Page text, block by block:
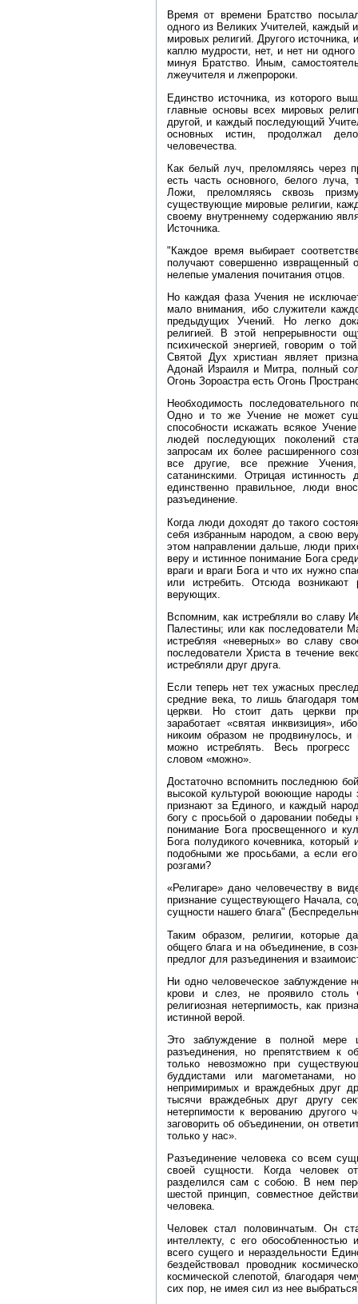
Время от времени Братство
одного из Великих Учителей, каждый
мировых религий. Другого источника,
каплю мудрости, нет, и нет ни
минуя Братство. Иным,
лжеучителя и лжепророки.
Единство источника, из которого
главные основы всех мировых
другой, и каждый последующий
основных истин, продолжал
человечества.
Как белый луч, преломляясь через
есть часть основного, белого
Ложи, преломляясь сквозь
существующие мировые религии,
своему внутреннему содержанию
Источника.
"Каждое время выбирает
получают совершенно извращенный
нелепые умаления почитания отцов.
Но каждая фаза Учения не
мало внимания, ибо служители
предыдущих Учений. Но легко
религией. В этой непрерывности
психической энергией, говорим о
Святой Дух христиан являет
Адонай Израиля и Митра, полный
Огонь Зороастра есть Огонь
Необходимость последовательного
Одно и то же Учение не может
способности искажать всякое
людей последующих поколений
запросам их более расширенного
все другие, все прежние
сатанинскими. Отрицая
единственно правильное, люди
разъединение.
Когда люди доходят до такого
себя избранным народом, а свою
этом направлении дальше, люди
веру и истинное понимание Бога
враги и враги Бога и что их нужно
или истребить. Отсюда возникают
верующих.
Вспомним, как истребляли во славу
Палестины; или как последователи
истребляя «неверных» во славу
последователи Христа в течение
истребляли друг друга.
Если теперь нет тех ужасных
средние века, то лишь благодаря
церкви. Но стоит дать церкви
заработает «святая инквизиция»,
никоим образом не продвинулось,
можно истреблять. Весь
словом «можно».
Достаточно вспомнить последнюю
высокой культурой воюющие народы
признают за Единого, и каждый
богу с просьбой о даровании
понимание Бога просвещенного и
Бога полудикого кочевника,
подобными же просьбами, а если
розгами?
«Религаре» дано человечеству в
признание существующего Начала,
сущности нашего блага"
Таким образом, религии, которые
общего блага и на объединение, в
предлог для разъединения и
Ни одно человеческое заблуждение
крови и слез, не проявило столь
религиозная нетерпимость, как
истинной верой.
Это заблуждение в полной мере
разъединения, но препятствием к
только невозможно при
буддистами или магометанами,
непримиримых и враждебных друг
тысячи враждебных друг другу
нетерпимости к верованию
заговорить об объединении, он
только у нас».
Разъединение человека со всем
своей сущности. Когда человек
разделился сам с собою. В нем
шестой принцип, совместное
человека.
Человек стал половинчатым. Он
интеллекту, с его
всего сущего и нераздельности
бездействовал проводник
космической слепотой, благодаря
сих пор, не имея сил из нее